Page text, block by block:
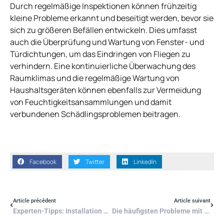
Durch regelmäßige Inspektionen können frühzeitig
kleine Probleme erkannt und beseitigt werden, bevor sie
sich zu größeren Befällen entwickeln. Dies umfasst
auch die Überprüfung und Wartung von Fenster- und
Türdichtungen, um das Eindringen von Fliegen zu
verhindern. Eine kontinuierliche Überwachung des
Raumklimas und die regelmäßige Wartung von
Haushaltsgeräten können ebenfalls zur Vermeidung
von Feuchtigkeitsansammlungen und damit
verbundenen Schädlingsproblemen beitragen.
Facebook Twitter LinkedIn
Article précédent
Experten-Tipps: Installation von Wasseranschlüssen im Eigenheim
Article suivant
Die häufigsten Probleme mit Wasseranschlüssen und wie man sie löst